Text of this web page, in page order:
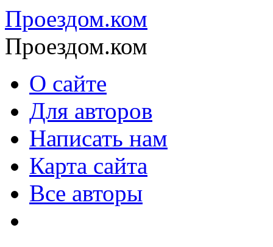
Проездом.ком
Проездом.ком
О сайте
Для авторов
Написать нам
Карта сайта
Все авторы